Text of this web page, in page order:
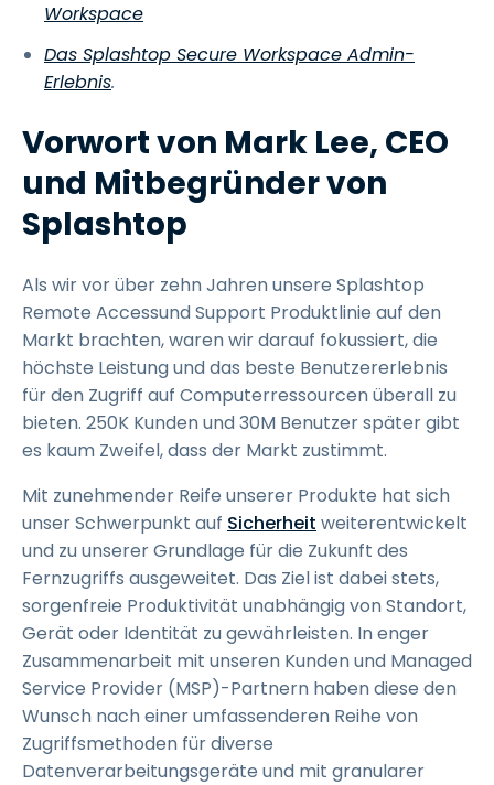
Workspace
Das Splashtop Secure Workspace Admin-
Erlebnis.
Vorwort von Mark Lee, CEO
und Mitbegründer von
Splashtop
Als wir vor über zehn Jahren unsere Splashtop
Remote Accessund Support Produktlinie auf den
Markt brachten, waren wir darauf fokussiert, die
höchste Leistung und das beste Benutzererlebnis
für den Zugriff auf Computerressourcen überall zu
bieten. 250K Kunden und 30M Benutzer später gibt
es kaum Zweifel, dass der Markt zustimmt.
Mit zunehmender Reife unserer Produkte hat sich
unser Schwerpunkt auf Sicherheit weiterentwickelt
und zu unserer Grundlage für die Zukunft des
Fernzugriffs ausgeweitet. Das Ziel ist dabei stets,
sorgenfreie Produktivität unabhängig von Standort,
Gerät oder Identität zu gewährleisten. In enger
Zusammenarbeit mit unseren Kunden und Managed
Service Provider (MSP)-Partnern haben diese den
Wunsch nach einer umfassenderen Reihe von
Zugriffsmethoden für diverse
Datenverarbeitungsgeräte und mit granularer